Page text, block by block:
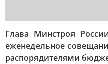
Глава Минстроя
еженедельное
распорядителями